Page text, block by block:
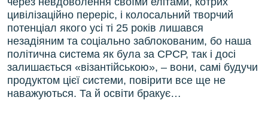
цивілізаційно переріс, і колосальний творчий
потенціал якого усі ті 25 років лишався
незадіяним та соціально заблокованим, бо наша
політична система як була за СРСР, так і досі
залишається «візантійською», – вони, самі будучи
продуктом цієї системи, повірити все ще не
наважуються. Та й освіти бракує…